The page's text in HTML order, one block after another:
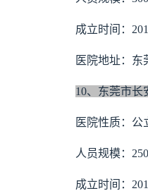
成立时间：
医院地址：东
10、东莞市长
医院性质：公
人员规模：
成立时间：